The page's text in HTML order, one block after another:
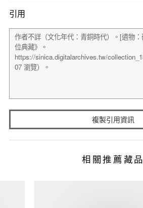
引用
複製引用資訊
相關推薦藏品